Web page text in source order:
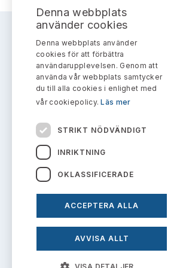
Ledamöter
Huvudmän
Verksamhetsberättelser
Publikationer och anföranden
Sök uttalanden
Avgifter
Prenumerera
Kontakt administrativa ärenden
AKTIEMARKNADSNÄMNDEN
Address: Box 7354, 103 90
info@aktiemarknadsnamnden.se
Om innehållet
Om webbplatsen
Prenumerera på uttalanden
Denna webbplats
använder cookies
Denna webbplats använder
cookies för att förbättra
användarupplevelsen. Genom att
använda vår webbplats samtycker
du till alla cookies i enlighet med
vår cookiepolicy.Läs mer
STRIKT NÖDVÄNDIGT
INRIKTNING
OKLASSIFICERADE
ACCEPTERA ALLA
AVVISA ALLT